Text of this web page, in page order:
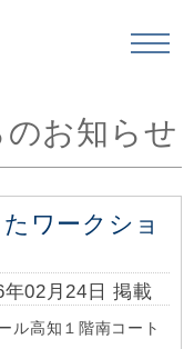
お知らせ
ワークショ
年02月24日 掲載
ル高知１階南コート